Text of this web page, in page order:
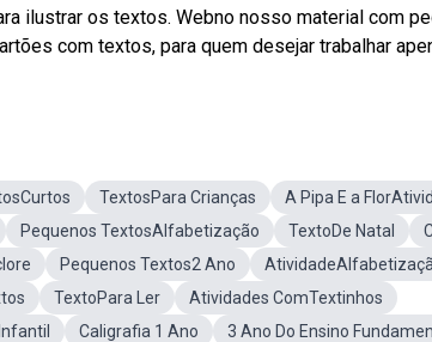
ilustrar os textos. Webno nosso material com
com textos, para quem desejar trabalhar
TextosPara Crianças A Pipa E a
Pequenos TextosAlfabetização TextoDe Natal
Pequenos Textos2 Ano
TextoPara Ler
Atividades ComTextinhos
Caligrafia 1 Ano
3 Ano Do Ensino